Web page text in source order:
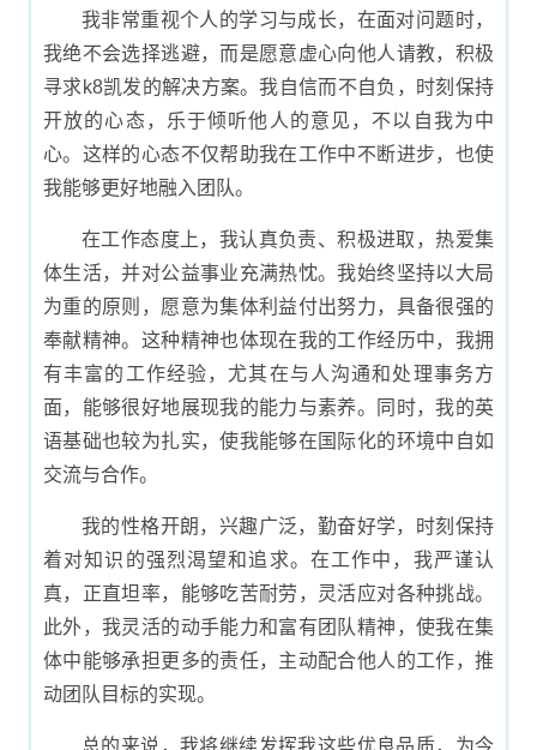
我非常重视个人的学习与成长，在面对问题时，
我绝不会选择逃避，而是愿意虚心向他人请教，积极
寻求k8凯发的解决方案。我自信而不自负，时刻保持
开放的心态，乐于倾听他人的意见，不以自我为中
心。这样的心态不仅帮助我在工作中不断进步，也使
我能够更好地融入团队。
在工作态度上，我认真负责、积极进取，热爱集
体生活，并对公益事业充满热忱。我始终坚持以大局
为重的原则，愿意为集体利益付出努力，具备很强的
奉献精神。这种精神也体现在我的工作经历中，我拥
有丰富的工作经验，尤其在与人沟通和处理事务方
面，能够很好地展现我的能力与素养。同时，我的英
语基础也较为扎实，使我能够在国际化的环境中自如
交流与合作。
我的性格开朗，兴趣广泛，勤奋好学，时刻保持
着对知识的强烈渴望和追求。在工作中，我严谨认
真，正直坦率，能够吃苦耐劳，灵活应对各种挑战。
此外，我灵活的动手能力和富有团队精神，使我在集
体中能够承担更多的责任，主动配合他人的工作，推
动团队目标的实现。
总的来说，我将继续发挥我这些优良品质，为今